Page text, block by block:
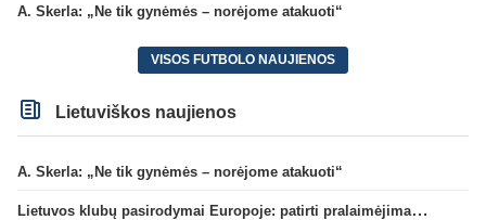
A. Skerla: „Ne tik gynėmės – norėjome atakuoti“
VISOS FUTBOLO NAUJIENOS
Lietuviškos naujienos
A. Skerla: „Ne tik gynėmės – norėjome atakuoti“
Lietuvos klubų pasirodymai Europoje: patirti pralaimėjimai Kroatijos atstovams